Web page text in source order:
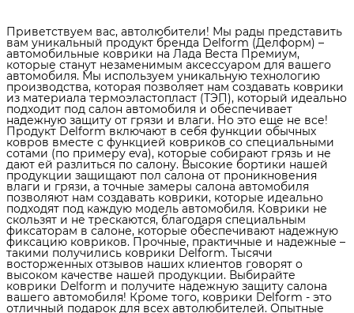
Приветствуем вас, автолюбители! Мы рады представить
вам уникальный продукт бренда Delform (Делформ) –
автомобильные коврики на Лада Веста Премиум,
которые станут незаменимым аксессуаром для вашего
автомобиля. Мы используем уникальную технологию
производства, которая позволяет нам создавать коврики
из материала термоэластопласт (ТЭП), который идеально
подходит под салон автомобиля и обеспечивает
надежную защиту от грязи и влаги. Но это еще не все!
Продукт Delform включают в себя функции обычных
ковров вместе с функцией ковриков со специальными
сотами (по примеру eva), которые собирают грязь и не
дают ей разлиться по салону. Высокие бортики нашей
продукции защищают пол салона от проникновения
влаги и грязи, а точные замеры салона автомобиля
позволяют нам создавать коврики, которые идеально
подходят под каждую модель автомобиля. Коврики не
скользят и не трескаются, благодаря специальным
фиксаторам в салоне, которые обеспечивают надежную
фиксацию ковриков. Прочные, практичные и надежные –
такими получились коврики Delform. Тысячи
восторженных отзывов наших клиентов говорят о
высоком качестве нашей продукции. Выбирайте
коврики Delform и получите надежную защиту салона
вашего автомобиля! Кроме того, коврики Delform - это
отличный подарок для всех автолюбителей. Опытные